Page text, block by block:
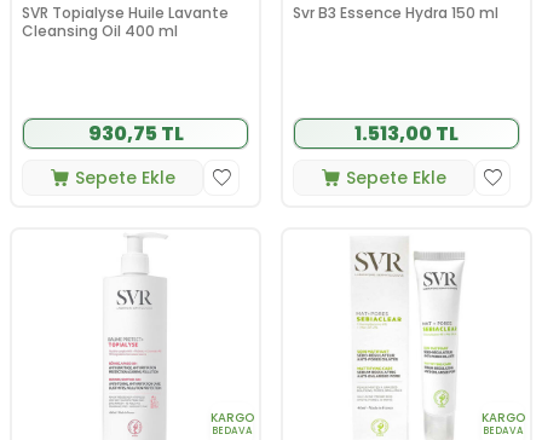
SVR Topialyse Huile Lavante
Cleansing Oil 400 ml
930,75 TL
Sepete Ekle
Svr B3 Essence Hydra 150 ml
1.513,00 TL
Sepete Ekle
KARGO
BEDAVA
KARGO
BEDAVA